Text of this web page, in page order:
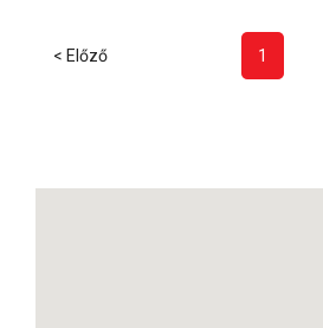
< Előző 1